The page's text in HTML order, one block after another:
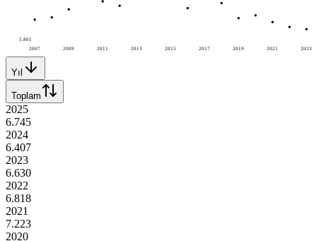
2007 2009 2011 2013 2015 2017 2019 2021 2023
5.801
Yıl
Toplam
2025
6.745
2024
6.407
2023
6.630
2022
6.818
2021
7.223
2020